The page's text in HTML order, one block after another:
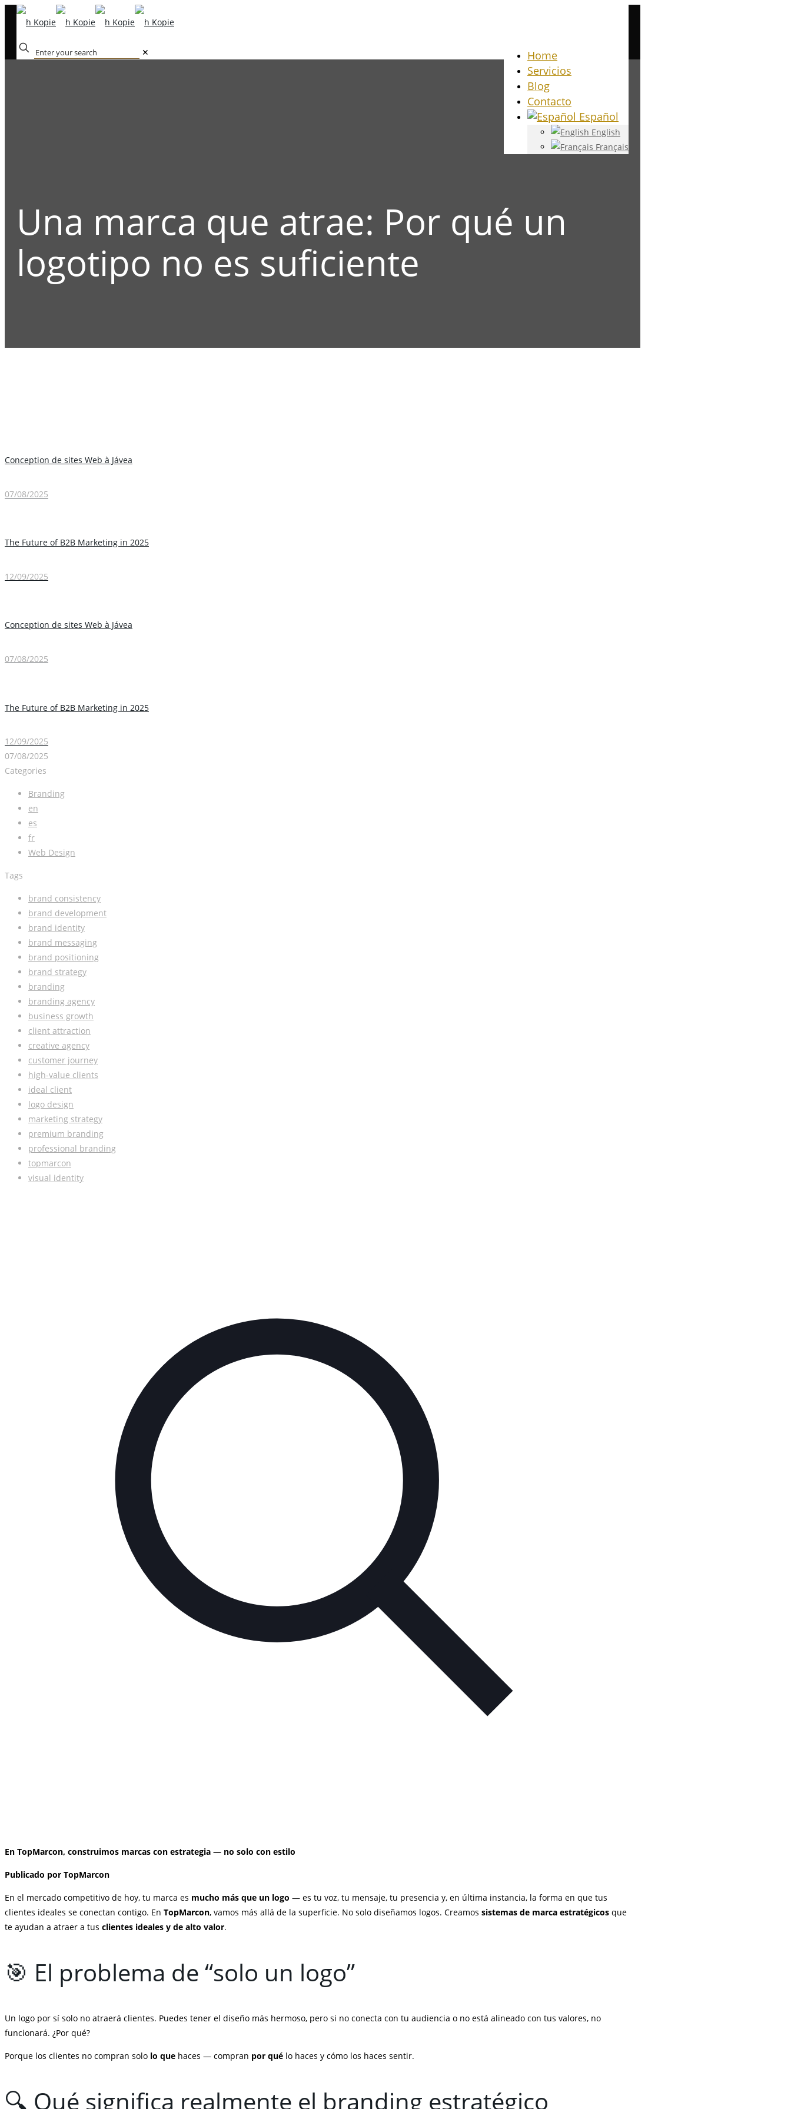
Home
Servicios
Blog
Contacto
Español
English
Français
✕
Una marca que atrae: Por qué un
logotipo no es suficiente
Conception de sites Web à Jávea
07/08/2025
The Future of B2B Marketing in 2025
12/09/2025
Conception de sites Web à Jávea
07/08/2025
The Future of B2B Marketing in 2025
12/09/2025
07/08/2025
Categories
Branding
en
es
fr
Web Design
Tags
brand consistency
brand development
brand identity
brand messaging
brand positioning
brand strategy
branding
branding agency
business growth
client attraction
creative agency
customer journey
high-value clients
ideal client
logo design
marketing strategy
premium branding
professional branding
topmarcon
visual identity
En TopMarcon, construimos marcas con estrategia — no solo con estilo
Publicado por TopMarcon
En el mercado competitivo de hoy, tu marca es mucho más que un logo — es tu voz, tu mensaje, tu presencia y, en última instancia, la forma en que tus
clientes ideales se conectan contigo. En TopMarcon, vamos más allá de la superficie. No solo diseñamos logos. Creamos sistemas de marca estratégicos que
te ayudan a atraer a tus clientes ideales y de alto valor.
🎯 El problema de “solo un logo”
Un logo por sí solo no atraerá clientes. Puedes tener el diseño más hermoso, pero si no conecta con tu audiencia o no está alineado con tus valores, no
funcionará. ¿Por qué?
Porque los clientes no compran solo lo que haces — compran por qué lo haces y cómo los haces sentir.
🔍 Qué significa realmente el branding estratégico